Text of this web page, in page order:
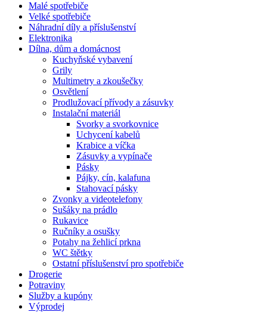
Malé spotřebiče
Velké spotřebiče
Náhradní díly a příslušenství
Elektronika
Dílna, dům a domácnost
Kuchyňské vybavení
Grily
Multimetry a zkoušečky
Osvětlení
Prodlužovací přívody a zásuvky
Instalační materiál
Svorky a svorkovnice
Uchycení kabelů
Krabice a víčka
Zásuvky a vypínače
Pásky
Pájky, cín, kalafuna
Stahovací pásky
Zvonky a videotelefony
Sušáky na prádlo
Rukavice
Ručníky a osušky
Potahy na žehlicí prkna
WC štětky
Ostatní příslušenství pro spotřebiče
Drogerie
Potraviny
Služby a kupóny
Výprodej